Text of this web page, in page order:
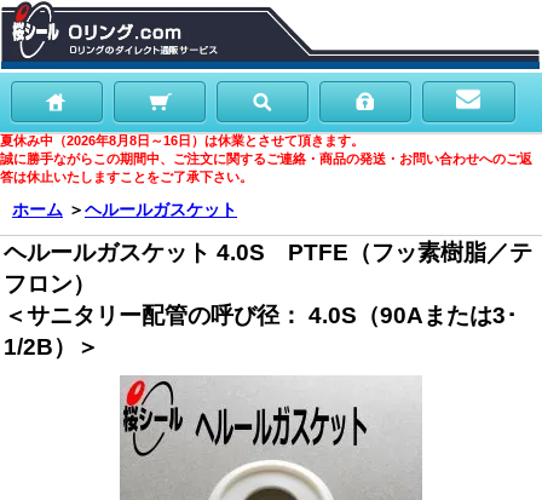
夏休み中（2026年8月8日～16日）は休業とさせて頂きます。
誠に勝手ながらこの期間中、ご注文に関するご連絡・商品の発送・お問い合わせへのご返
答は休止いたしますことをご了承下さい。
ホーム ＞ヘルールガスケット
ヘルールガスケット 4.0S PTFE（フッ素樹脂／テ
フロン）
＜サニタリー配管の呼び径： 4.0S（90Aまたは3･
1/2B）＞